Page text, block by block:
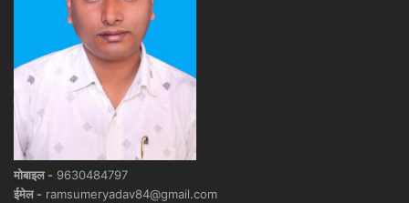
मोबाइल - 9630484797
ईमेल - ramsumeryadav84@gmail.com